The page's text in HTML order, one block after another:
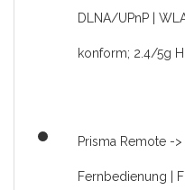
DLNA/UPnP |
konform; 2.4/5g
Prisma Remote -
Fernbedienung |